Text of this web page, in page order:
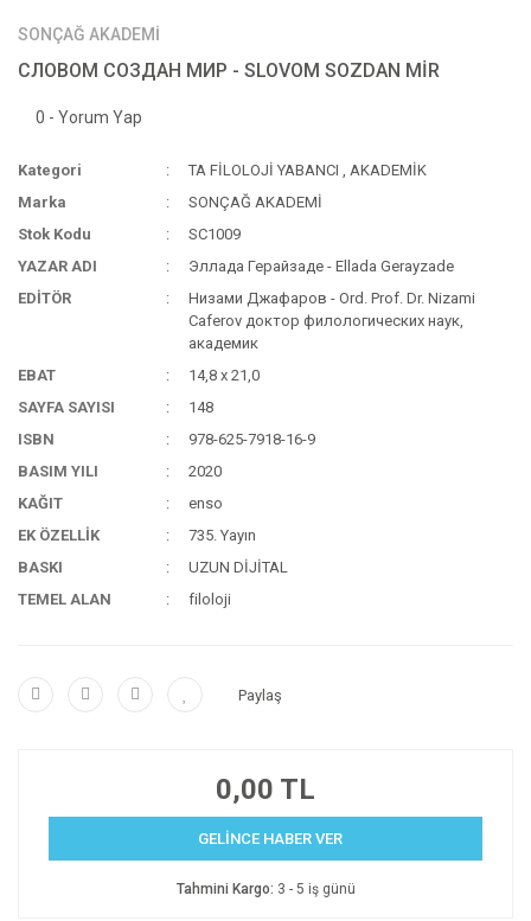
SONÇAĞ AKADEMİ
СЛОВОМ СОЗДАН МИР - SLOVOM SOZDAN MİR
0 - Yorum Yap
Kategori TA FİLOLOJİ YABANCI ,AKADEMİK
Marka
SONÇAĞ AKADEMİ
Stok Kodu
SC1009
YAZAR ADI
Эллада Герайзаде - Ellada Gerayzade
EDİTÖR
Низами Джафаров - Ord. Prof. Dr. Nizami
Caferov доктор филологических наук,
академик
EBAT
14,8 x 21,0
SAYFA SAYISI
148
ISBN
978-625-7918-16-9
BASIM YILI
2020
KAĞIT
enso
EK ÖZELLİK
735. Yayın
BASKI
UZUN DİJİTAL
TEMEL ALAN
filoloji
Paylaş
0,00 TL
GELİNCE HABER VER
Tahmini Kargo: 3 - 5 iş günü